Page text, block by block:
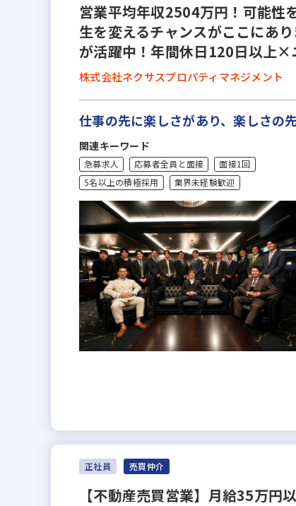
営業平均年収2504万円！可能性
生を変えるチャンスがここにあ
が活躍中！年間休日120日以上
株式会社ネクサスプロパティマネジメント
仕事の先に楽しさがあり、楽しさの
関連キーワード
急募求人 応募者全員と面接
面接1回
5名以上の積極採用
業界未経験歓迎
正社員 売買仲介
【不動産売買営業】月給35万